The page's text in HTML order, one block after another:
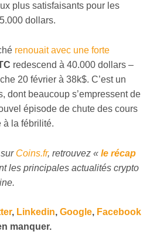
plus satisfaisants pour les
dollars.
renouait avec une forte
redescend à 40.000 dollars –
20 février à 38k$. C’est un
dont beaucoup s’empressent de
épisode de chute des cours
à la fébrilité.
Coins.fr, retrouvez « le récap
les principales actualités crypto
, Linkedin, Google, Facebook
manquer.